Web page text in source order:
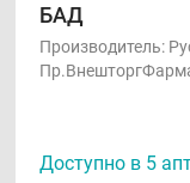
БАД
Производитель:
Доступно в 5